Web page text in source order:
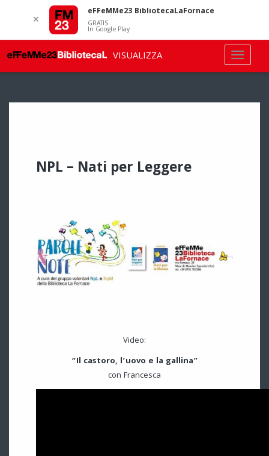
NPL – Nati per Leggere
Video:
“Il castoro, l’uovo e la gallina”
con Francesca
✕
eFFeMMe23 BibliotecaLaFornace
GRATIS
In Google Play
VISUALIZZA